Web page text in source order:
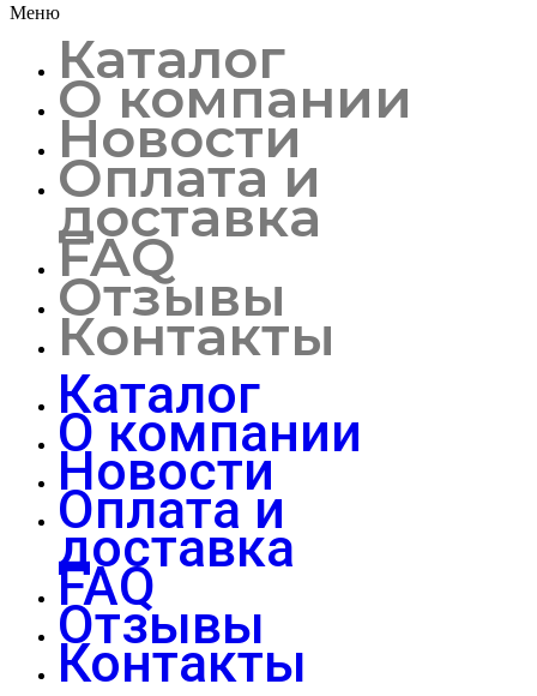
Меню
Каталог
О компании
Новости
Оплата и
доставка
FAQ
Отзывы
Контакты
Каталог
О компании
Новости
Оплата и
доставка
FAQ
Отзывы
Контакты